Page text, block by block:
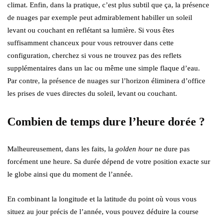
climat. Enfin, dans la pratique, c’est plus subtil que ça, la présence
de nuages par exemple peut admirablement habiller un soleil
levant ou couchant en reflétant sa lumière. Si vous êtes
suffisamment chanceux pour vous retrouver dans cette
configuration, cherchez si vous ne trouvez pas des reflets
supplémentaires dans un lac ou même une simple flaque d’eau.
Par contre, la présence de nuages sur l’horizon éliminera d’office
les prises de vues directes du soleil, levant ou couchant.
Combien de temps dure l’heure dorée ?
Malheureusement, dans les faits, la golden hour ne dure pas
forcément une heure. Sa durée dépend de votre position exacte sur
le globe ainsi que du moment de l’année.
En combinant la longitude et la latitude du point où vous vous
situez au jour précis de l’année, vous pouvez déduire la course